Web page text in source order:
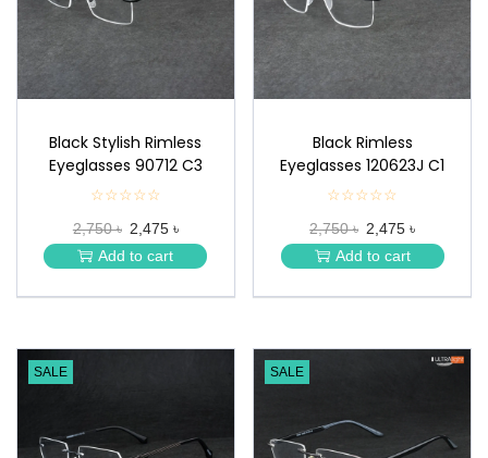
Black Stylish Rimless
Eyeglasses 90712 C3
☆☆☆☆☆
★
★
★
★
2,750 ৳ 2,475 ৳
Add to cart
Black Rimless
Eyeglasses 120623J C1
☆☆☆☆☆
★
★
★
★
2,750 ৳ 2,475 ৳
Add to cart
SALE SALE